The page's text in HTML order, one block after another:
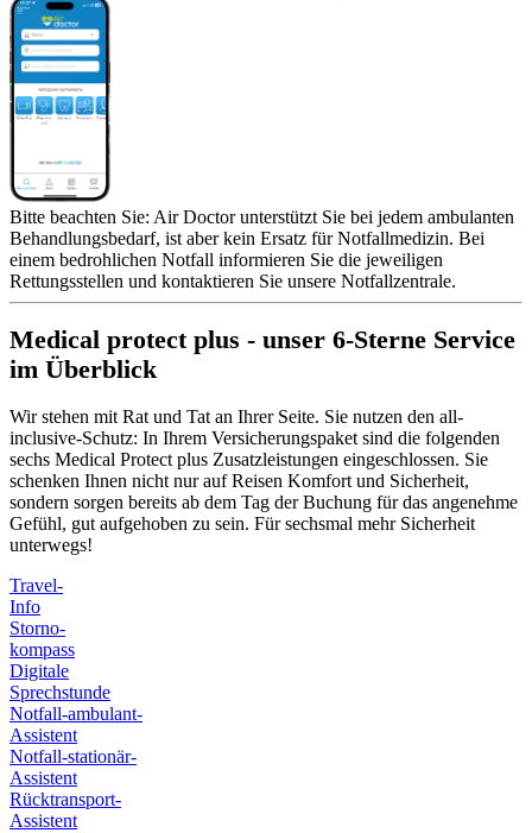
Bitte beachten Sie: Air Doctor unterstützt Sie bei jedem ambulanten
Behandlungsbedarf, ist aber kein Ersatz für Notfallmedizin. Bei
einem bedrohlichen Notfall informieren Sie die jeweiligen
Rettungsstellen und kontaktieren Sie unsere Notfallzentrale.
Medical protect plus - unser 6-Sterne Service
im Überblick
Wir stehen mit Rat und Tat an Ihrer Seite. Sie nutzen den all-
inclusive-Schutz: In Ihrem Versicherungspaket sind die folgenden
sechs Medical Protect plus Zusatzleistungen eingeschlossen. Sie
schenken Ihnen nicht nur auf Reisen Komfort und Sicherheit,
sondern sorgen bereits ab dem Tag der Buchung für das angenehme
Gefühl, gut aufgehoben zu sein. Für sechsmal mehr Sicherheit
unterwegs!
Travel-
Info
Storno-
kompass
Digitale
Sprechstunde
Notfall-ambulant-
Assistent
Notfall-stationär-
Assistent
Rücktransport-
Assistent